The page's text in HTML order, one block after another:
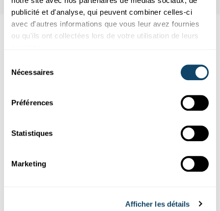
publicité et d'analyse, qui peuvent combiner celles-ci
avec d'autres informations que vous leur avez fournies
ou qu'ils ont collectées lors de votre utilisation de leurs
Nécessaires
Préférences
Statistiques
Marketing
Afficher les détails
Aussi intéréssant